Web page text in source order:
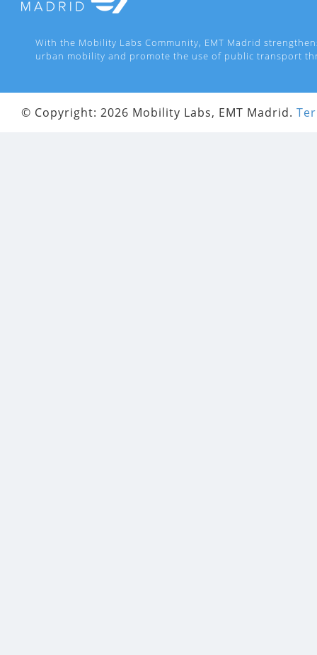
With the Mobility Labs Community, EMT Madrid
urban mobility and promote the use of public transport
© Copyright: 2026 Mobility Labs, EMT Madrid.